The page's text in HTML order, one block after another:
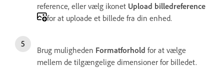
reference, eller vælg ikonet Upload billedreference
for at uploade et billede fra din enhed.
Brug muligheden Formatforhold for at vælge
mellem de tilgængelige dimensioner for billedet.